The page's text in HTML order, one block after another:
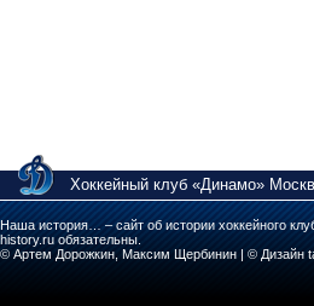
Хоккейный клуб «Динамо»
Наша история… – сайт об истории хоккейного
history.ru обязательны.
© Артем Дорожкин, Максим Щербинин | © Дизайн